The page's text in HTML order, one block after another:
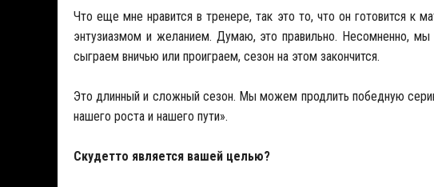
Что еще мне нравится в тренере, так это то, что он готовится к
энтузиазмом и желанием. Думаю, это правильно. Несомненно,
сыграем вничью или проиграем, сезон на этом закончится.
Это длинный и сложный сезон. Мы можем продлить победную
нашего роста и нашего пути».
Скудетто является вашей целью?